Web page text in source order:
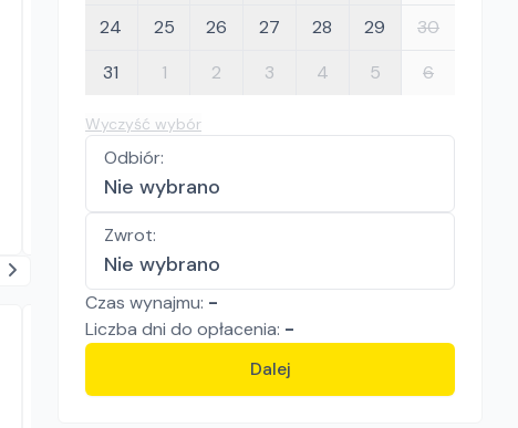
24
25 26 27 28 29
30
31
1 2 3 4 5 6
Wyczyść wybór
Odbiór:
Nie wybrano
Zwrot:
Nie wybrano
Czas wynajmu: -
Liczba dni do opłacenia: -
Dalej
Odkurzacze przemysłowe
Wrocław